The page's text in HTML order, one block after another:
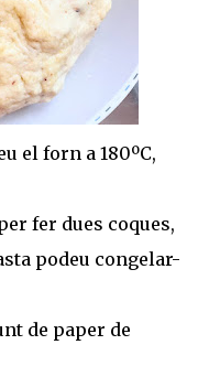
el forn a 180ºC,
fer dues coques,
podeu congelar-
de paper de